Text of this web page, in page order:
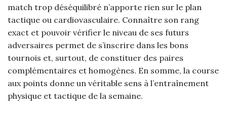
match trop déséquilibré n’apporte rien sur le plan
tactique ou cardiovasculaire. Connaître son rang
exact et pouvoir vérifier le niveau de ses futurs
adversaires permet de s’inscrire dans les bons
tournois et, surtout, de constituer des paires
complémentaires et homogènes. En somme, la course
aux points donne un véritable sens à l’entraînement
physique et tactique de la semaine.